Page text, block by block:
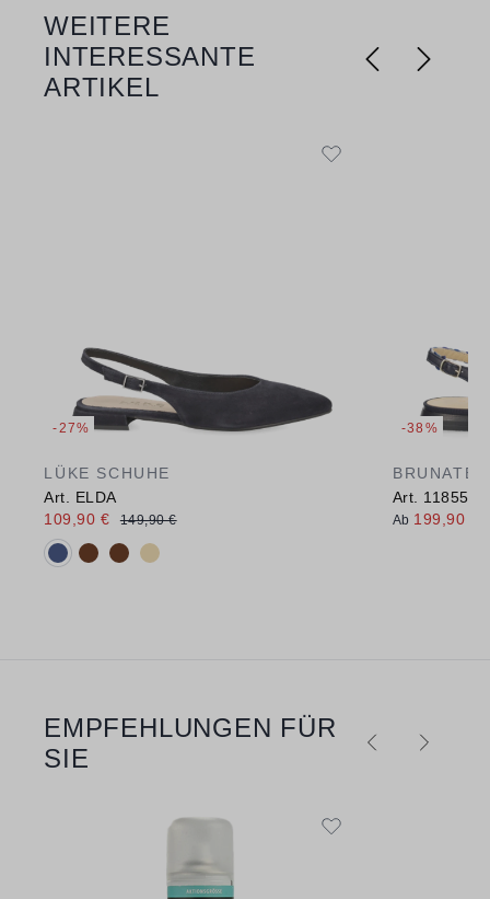
Produktgalerie überspringen
WEITERE
INTERESSANTE
ARTIKEL
-27%
LÜKE SCHUHE
Art. ELDA
109,90 €
149,90 €
Verfügbare Farbvarianten:
-38%
BRUNATE
Art. 11855
Ab 199,90 €
Produktgalerie überspringen
EMPFEHLUNGEN FÜR
SIE